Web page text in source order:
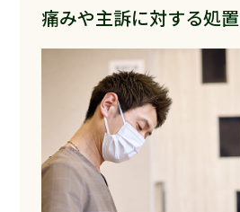
痛みや主訴に対する処置